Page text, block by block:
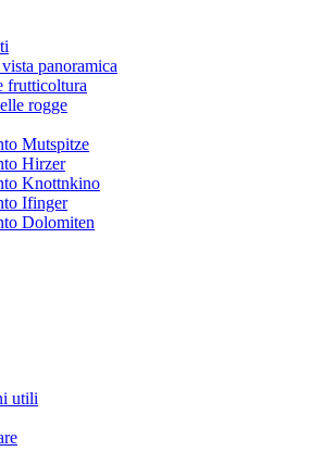
panoramica
frutticoltura
rogge
Mutspitze
Hirzer
Knottnkino
Ifinger
Dolomiten
utili